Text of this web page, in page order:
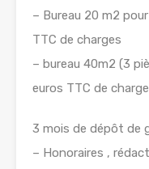
– Bureau 20 m2
TTC de charges
– bureau 40m2 (3
euros TTC de
3 mois de dépôt de
– Honoraires ,